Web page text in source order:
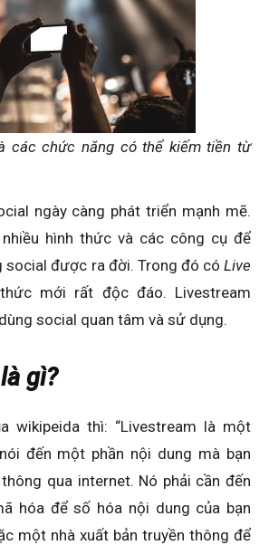
các chức năng có thể kiếm tiền từ
ngày càng phát triển mạnh mẽ.
hình thức và các công cụ để
social được ra đời. Trong đó có Live
mới rất độc đáo. Livestream
social quan tâm và sử dụng.
gì?
wikipeida thì: “Livestream là một
đến một phần nội dung mà bạn
qua internet. Nó phải cần đến
hóa để số hóa nội dung của bạn
một nhà xuất bản truyền thông để